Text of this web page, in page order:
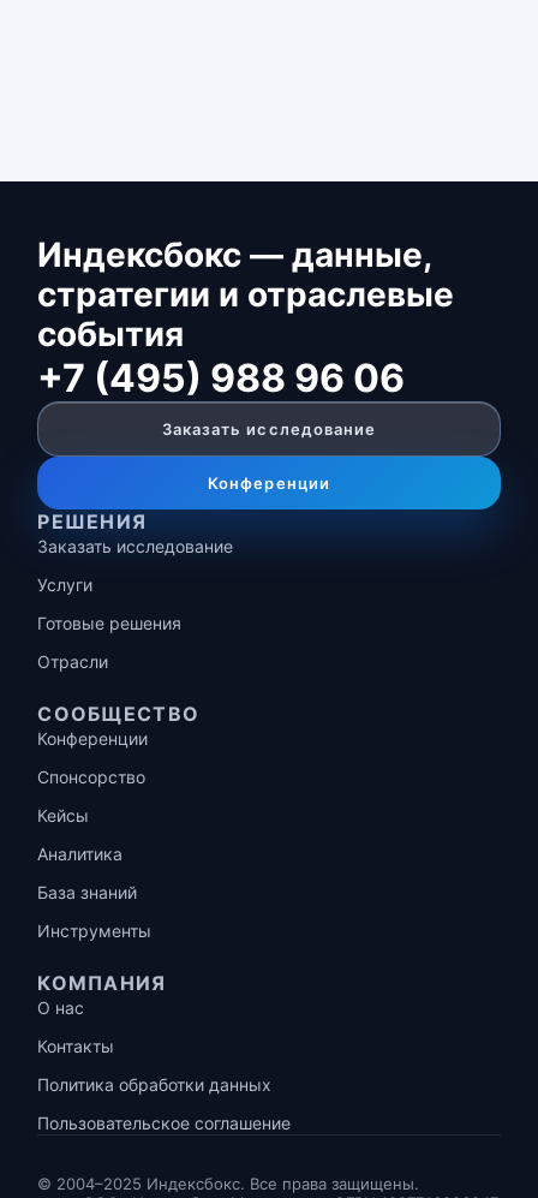
Индексбокс — данные,
стратегии и отраслевые
события
+7 (495) 988 96 06
Заказать исследование
Конференции
РЕШЕНИЯ
Заказать исследование
Услуги
Готовые решения
Отрасли
СООБЩЕСТВО
Конференции
Спонсорство
Кейсы
Аналитика
База знаний
Инструменты
КОМПАНИЯ
О нас
Контакты
Политика обработки данных
Пользовательское соглашение
© 2004–2025 Индексбокс. Все права защищены.